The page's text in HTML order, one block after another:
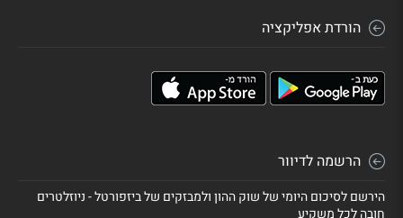
הורדת אפליקציה
הרשמה לדיוור
הירשם לסיכום היומי של שוק ההון ולמבזקים של ביזפורטל - ניוזלטרים
חובה לכל משקיע